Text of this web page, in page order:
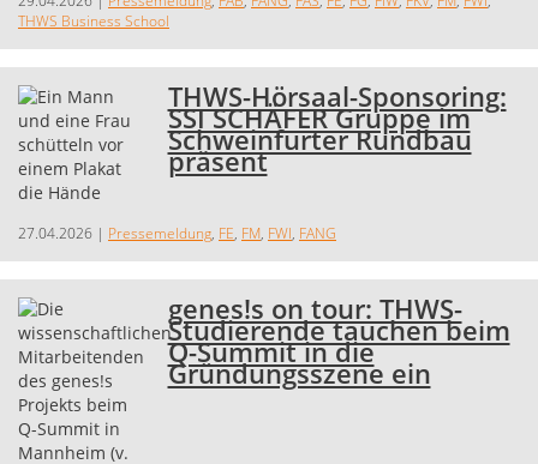
THWS Business School
THWS-Hörsaal-Sponsoring:
SSI SCHÄFER Gruppe im
Schweinfurter Rundbau
präsent
27.04.2026 | Pressemeldung, FE, FM, FWI, FANG
genes!s on tour: THWS-
Studierende tauchen beim
Q-Summit in die
Gründungsszene ein